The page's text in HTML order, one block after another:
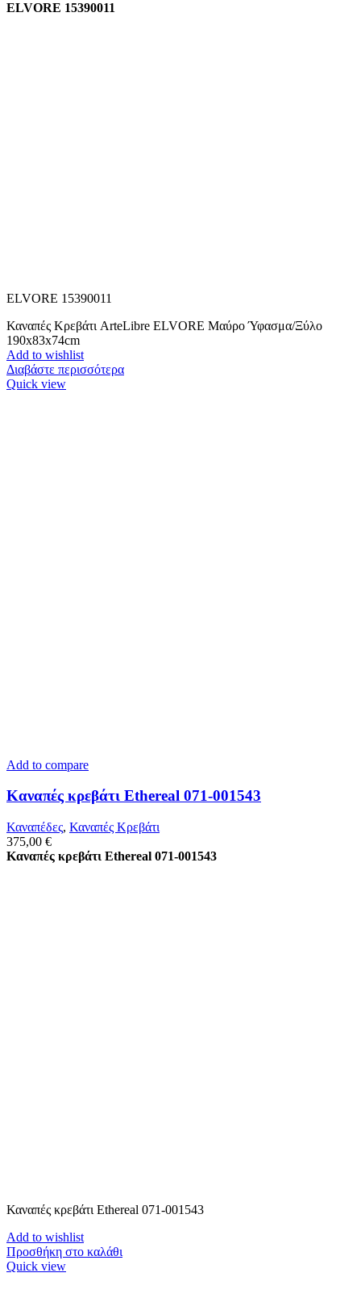
ELVORE 15390011
ELVORE 15390011
Καναπές Κρεβάτι ArteLibre ELVORE Μαύρο Ύφασμα/Ξύλο
190x83x74cm
Add to wishlist
Διαβάστε περισσότερα
Quick view
Add to compare
Καναπές κρεβάτι Ethereal 071-001543
Καναπέδες, Καναπές Κρεβάτι
375,00 €
Καναπές κρεβάτι Ethereal 071-001543
Καναπές κρεβάτι Ethereal 071-001543
Add to wishlist
Προσθήκη στο καλάθι
Quick view